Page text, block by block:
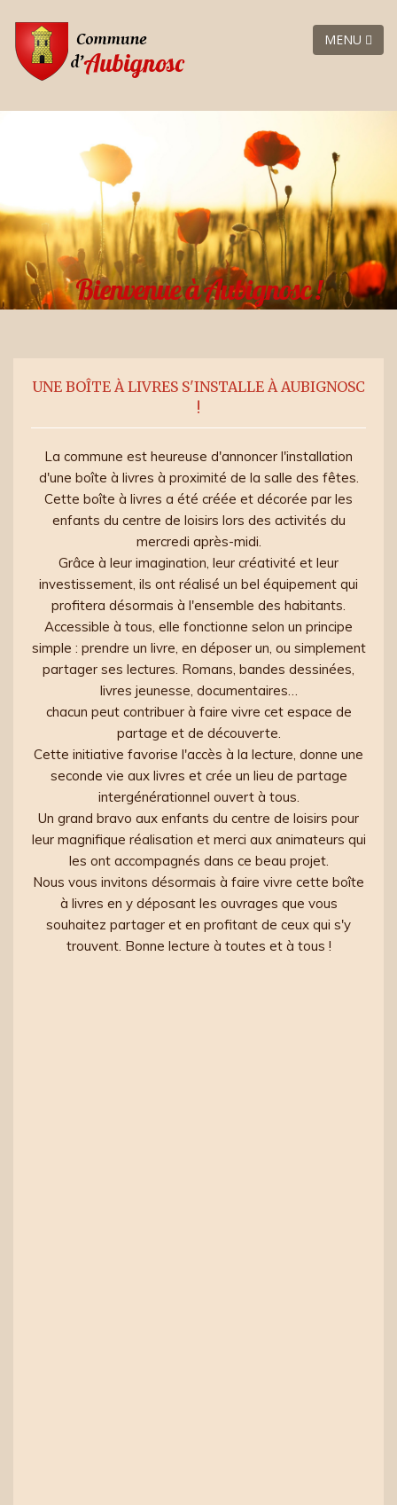
MENU
Bienvenue à Aubignosc !
UNE BOÎTE À LIVRES S'INSTALLE À AUBIGNOSC
!
La commune est heureuse d'annoncer l'installation
d'une boîte à livres à proximité de la salle des fêtes.
Cette boîte à livres a été créée et décorée par les
enfants du centre de loisirs lors des activités du
mercredi après-midi.
Grâce à leur imagination, leur créativité et leur
investissement, ils ont réalisé un bel équipement qui
profitera désormais à l'ensemble des habitants.
Accessible à tous, elle fonctionne selon un principe
simple : prendre un livre, en déposer un, ou simplement
partager ses lectures. Romans, bandes dessinées,
livres jeunesse, documentaires…
chacun peut contribuer à faire vivre cet espace de
partage et de découverte.
Cette initiative favorise l'accès à la lecture, donne une
seconde vie aux livres et crée un lieu de partage
intergénérationnel ouvert à tous.
Un grand bravo aux enfants du centre de loisirs pour
leur magnifique réalisation et merci aux animateurs qui
les ont accompagnés dans ce beau projet.
Nous vous invitons désormais à faire vivre cette boîte
à livres en y déposant les ouvrages que vous
souhaitez partager et en profitant de ceux qui s'y
trouvent. Bonne lecture à toutes et à tous !